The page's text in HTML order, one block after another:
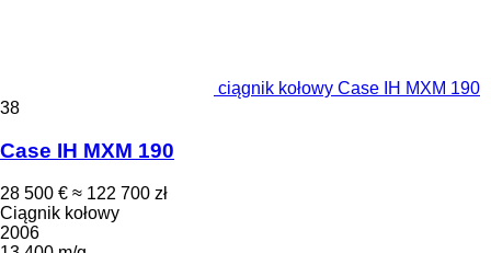
ciągnik kołowy Case IH MXM 190
38
Case IH MXM 190
28 500 € ≈ 122 700 zł
Ciągnik kołowy
2006